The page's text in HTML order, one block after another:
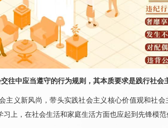
往中应当遵守的行为规则，其本质要求是践行社会
义新风尚，带头实践社会主义核心价值观和社会
上，在社会生活和家庭生活方面也应起到先锋模范